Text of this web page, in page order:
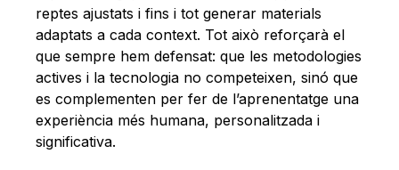
reptes ajustats i fins i tot generar materials
adaptats a cada context. Tot això reforçarà el
que sempre hem defensat: que les metodologies
actives i la tecnologia no competeixen, sinó que
es complementen per fer de l’aprenentatge una
experiència més humana, personalitzada i
significativa.